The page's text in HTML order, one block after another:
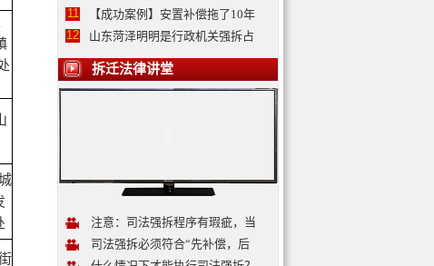
11
【成功案例】安置补偿拖了10年
12
山东菏泽明明是行政机关强拆占
拆迁法律讲堂
注意：司法强拆程序有瑕疵，当
司法强拆必须符合“先补偿，后